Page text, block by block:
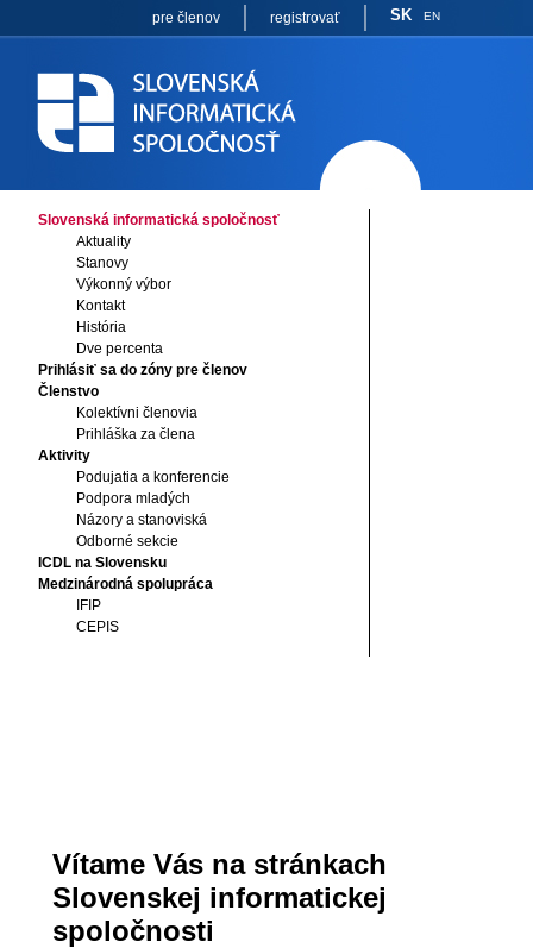
pre členov registrovať SK EN
Slovenská informatická spoločnosť
Aktuality
Stanovy
Výkonný výbor
Kontakt
História
Dve percenta
Prihlásiť sa do zóny pre členov
Členstvo
Kolektívni členovia
Prihláška za člena
Aktivity
Podujatia a konferencie
Podpora mladých
Názory a stanoviská
Odborné sekcie
ICDL na Slovensku
Medzinárodná spolupráca
IFIP
CEPIS
Vítame Vás na stránkach
Slovenskej informatickej
spoločnosti